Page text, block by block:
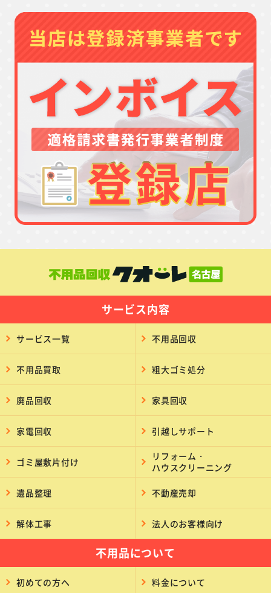
サービス内容
サービス一覧 不用品回収
不用品買取 粗大ゴミ処分
廃品回収 家具回収
家電回収 引越しサポート
ゴミ屋敷片付け
リフォーム・
ハウスクリーニング
遺品整理 不動産売却
解体工事 法人のお客様向け
不用品について
初めての方へ 料金について